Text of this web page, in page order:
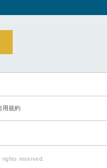
用規約
reserved.